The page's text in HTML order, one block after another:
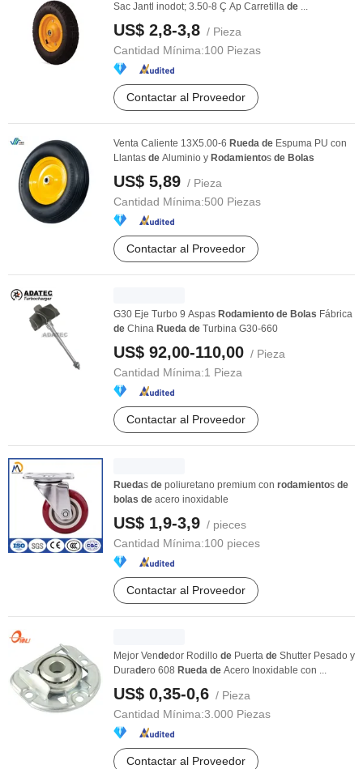
Sac Jantl inodot; 3.50-8 Ç Ap Carretilla de ...
US$ 2,8-3,8 / Pieza
Cantidad Mínima:100 Piezas
Contactar al Proveedor
Venta Caliente 13X5.00-6 Rueda de Espuma PU con
Llantas de Aluminio y Rodamientos de Bolas
US$ 5,89 / Pieza
Cantidad Mínima:500 Piezas
Contactar al Proveedor
G30 Eje Turbo 9 Aspas Rodamiento de Bolas Fábrica
de China Rueda de Turbina G30-660
US$ 92,00-110,00 / Pieza
Cantidad Mínima:1 Pieza
Contactar al Proveedor
Ruedas de poliuretano premium con rodamientos de
bolas de acero inoxidable
US$ 1,9-3,9 / pieces
Cantidad Mínima:100 pieces
Contactar al Proveedor
Mejor Vendedor Rodillo de Puerta de Shutter Pesado y
Duradero 608 Rueda de Acero Inoxidable con ...
US$ 0,35-0,6 / Pieza
Cantidad Mínima:3.000 Piezas
Contactar al Proveedor